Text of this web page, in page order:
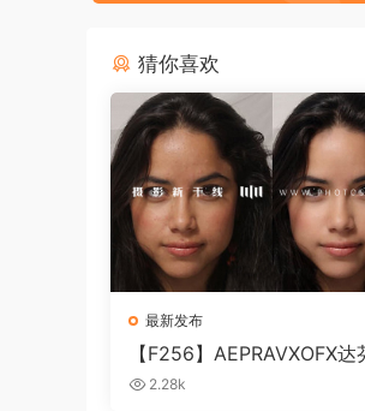
猜你喜欢
最新发布
【F256】AEPRAVXOFX达
视频人像磨皮润肤美颜插件
2.28k